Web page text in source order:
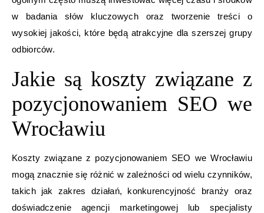
w badania słów kluczowych oraz tworzenie treści o
wysokiej jakości, które będą atrakcyjne dla szerszej grupy
odbiorców.
Jakie są koszty związane z
pozycjonowaniem SEO we
Wrocławiu
Koszty związane z pozycjonowaniem SEO we Wrocławiu
mogą znacznie się różnić w zależności od wielu czynników,
takich jak zakres działań, konkurencyjność branży oraz
doświadczenie agencji marketingowej lub specjalisty